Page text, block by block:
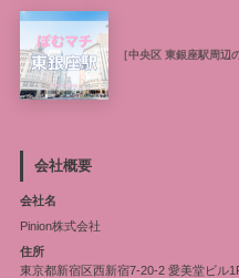
［中央区 東銀座駅周辺
会社概要
会社名
Pinion株式会社
住所
東京都新宿区西新宿7-20-2 愛美堂ビル